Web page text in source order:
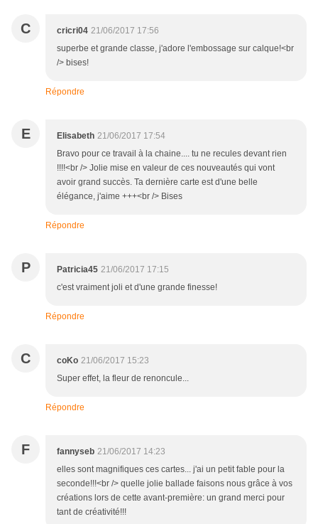
C cricri04 21/06/2017 17:56
superbe et grande classe, j'adore l'embossage sur calque!<br
/> bises!
Répondre
E Elisabeth 21/06/2017 17:54
Bravo pour ce travail à la chaine.... tu ne recules devant rien
!!!!<br /> Jolie mise en valeur de ces nouveautés qui vont
avoir grand succès. Ta dernière carte est d'une belle
élégance, j'aime +++<br /> Bises
Répondre
P Patricia45 21/06/2017 17:15
c'est vraiment joli et d'une grande finesse!
Répondre
C coKo 21/06/2017 15:23
Super effet, la fleur de renoncule...
Répondre
F fannyseb 21/06/2017 14:23
elles sont magnifiques ces cartes... j'ai un petit fable pour la
seconde!!!<br /> quelle jolie ballade faisons nous grâce à vos
créations lors de cette avant-première: un grand merci pour
tant de créativité!!!